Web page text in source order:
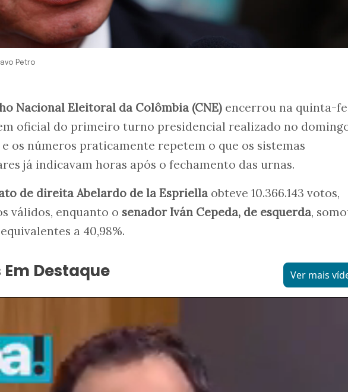
Petro
Nacional Eleitoral da Colômbia (CNE) encerrou na quinta-
oficial do primeiro turno presidencial realizado no
e os números praticamente repetem o que os sistemas
já indicavam horas após o fechamento das urnas.
de direita Abelardo de la Espriella obteve 10.366.143 votos,
válidos, enquanto o senador Iván Cepeda, de esquerda,
equivalentes a 40,98%.
Destaque Ver mais